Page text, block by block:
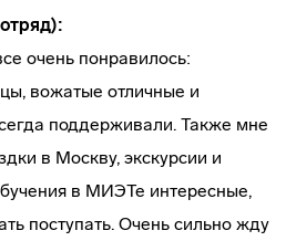
очень понравилось:
вожатые отличные и
поддерживали. Также мне
в Москву, экскурсии и
в МИЭТе интересные,
поступать. Очень сильно жду